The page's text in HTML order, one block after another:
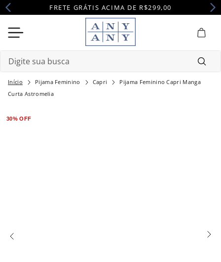
FRETE GRÁTIS ACIMA DE R$299,00
Pijama Feminino Capri
Pijama Feminino Capri Manga
Curta Astromelia
30%OFF
Termos mais buscados
2º pijama